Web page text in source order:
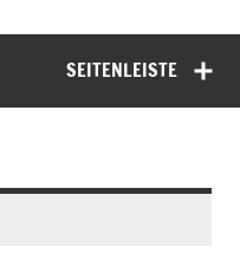
SEITENLEISTE